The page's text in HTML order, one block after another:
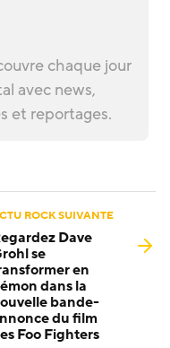
chaque jour
avec news,
et reportages.
ROCK SUIVANTE
Dave
se
en
dans la
bande-
du film
Foo Fighters